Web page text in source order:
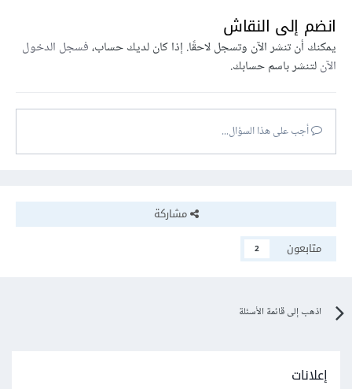
انضم إلى النقاش
يمكنك أن تنشر الآن وتسجل لاحقًا. إذا كان لديك حساب،فسجل الدخول
الآنلتنشر باسم حسابك.
أجب على هذا السؤال...
مشاركة
متابعون
2
اذهب إلى قائمة الأسئلة
إعلانات